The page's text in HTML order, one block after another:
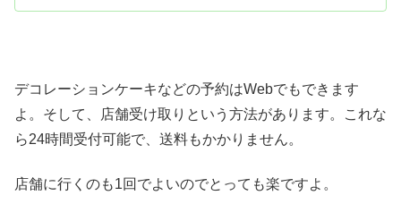
デコレーションケーキなどの予約はWebでもできます
よ。そして、店舗受け取りという方法があります。これな
ら24時間受付可能で、送料もかかりません。
店舗に行くのも1回でよいのでとっても楽ですよ。